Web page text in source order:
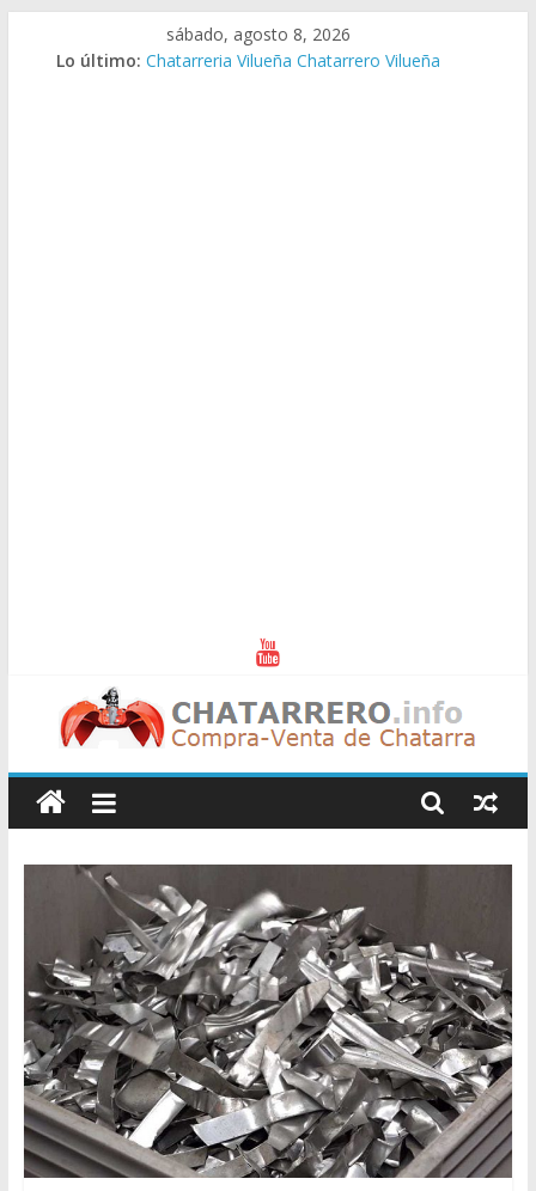
sábado, agosto 8, 2026
Lo último: Chatarreria Vilueña Chatarrero Vilueña
Chatarreros
–
Precio
de
Chatarra
Directorio
de
Chatarreros
para